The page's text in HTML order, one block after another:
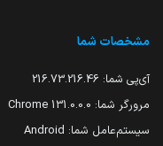
مشخصات شما
آی‌پی شما: 216.73.216.46
مرورگر شما: 131.0.0.0 Chrome
سیستم‌عامل شما: Android